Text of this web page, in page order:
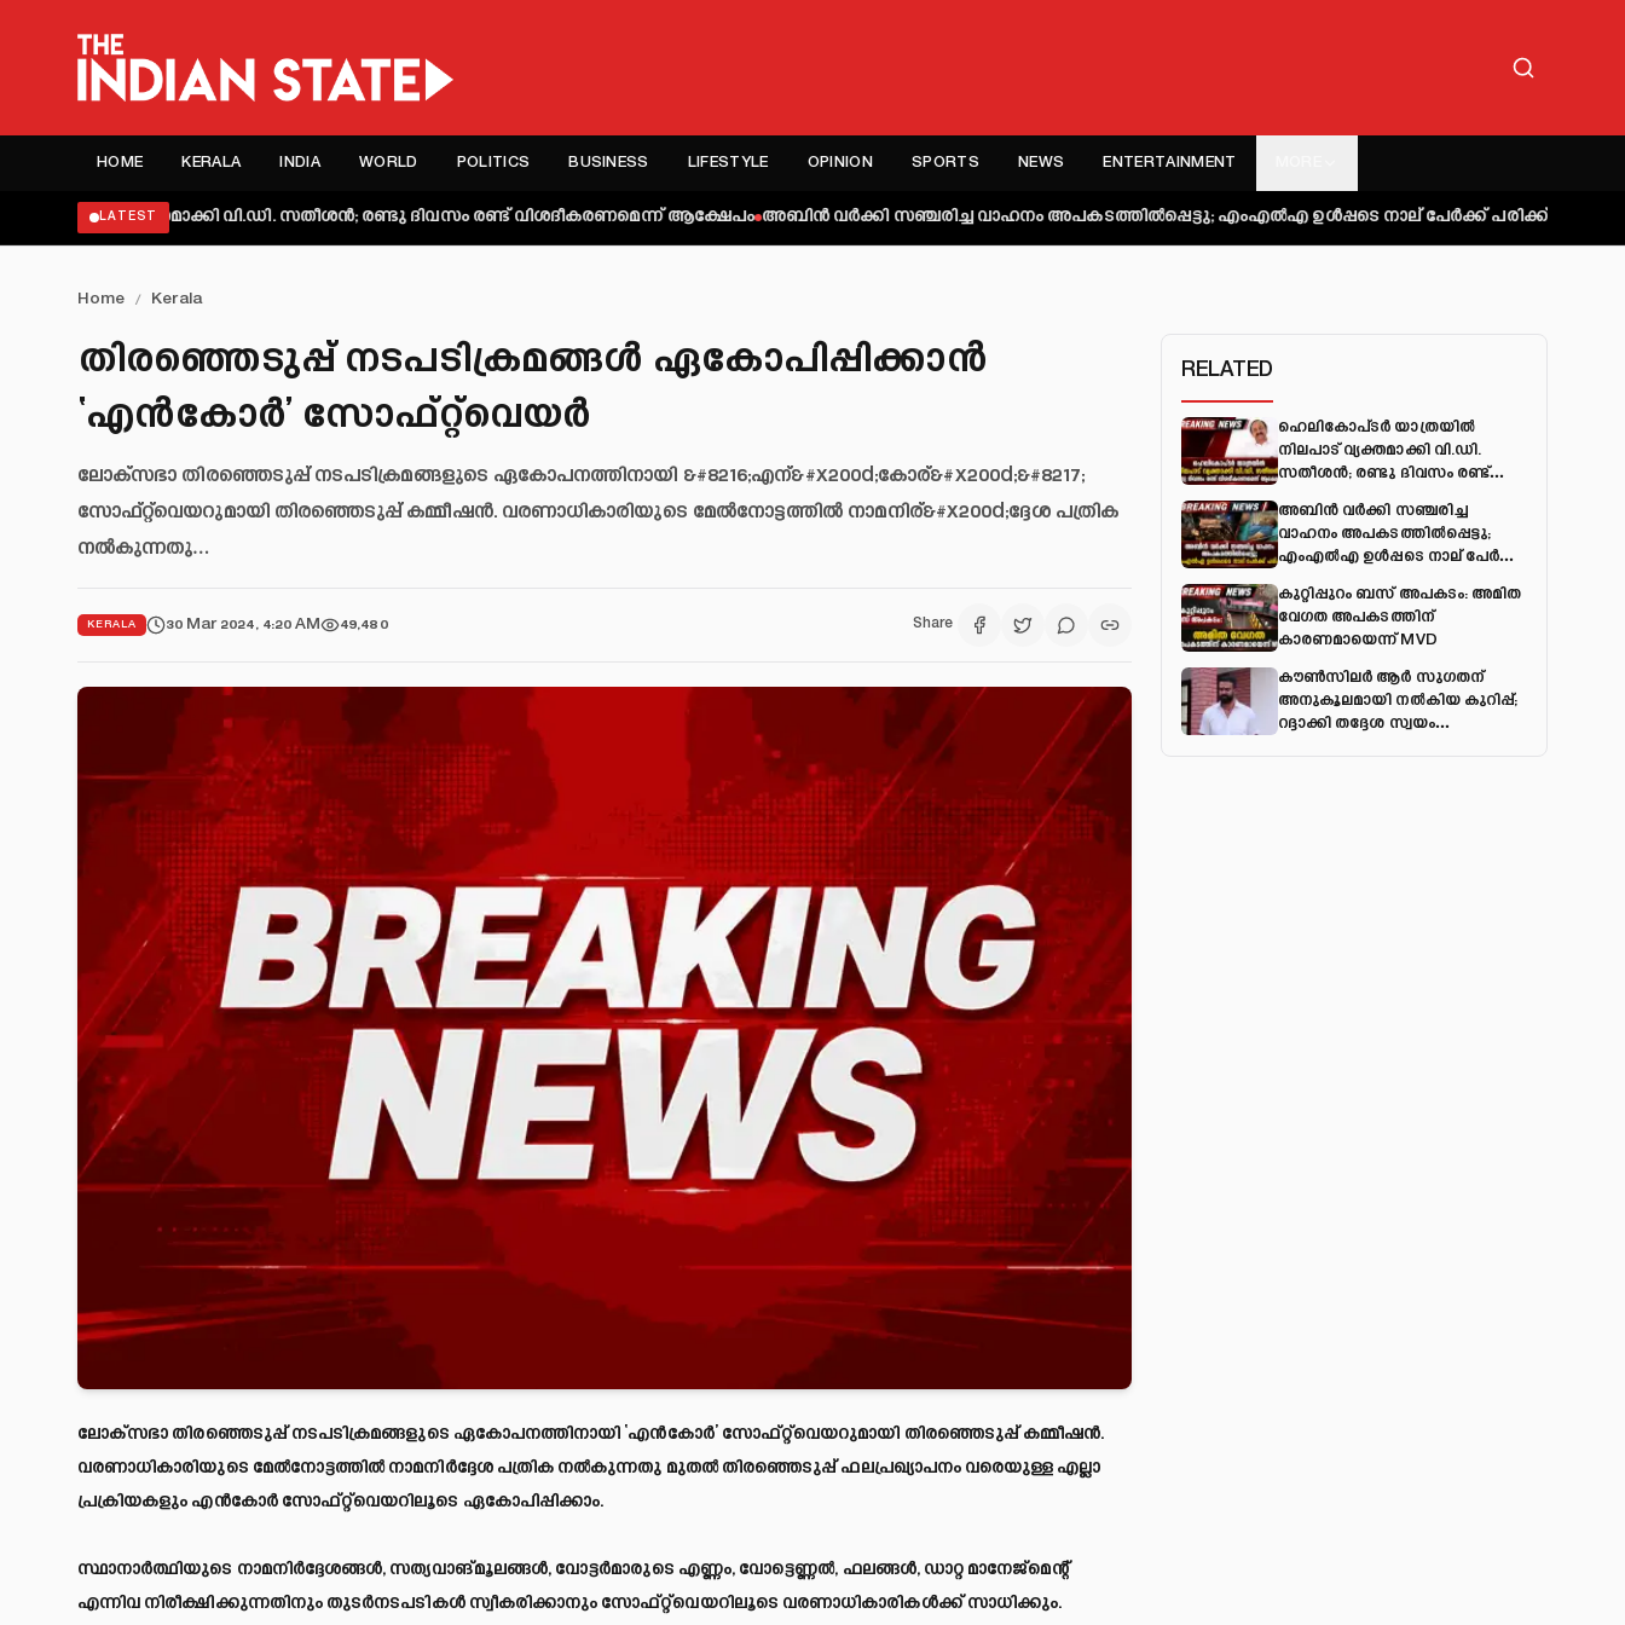
HOME KERALA INDIA WORLD POLITICS BUSINESS LIFESTYLE OPINION SPORTS NEWS ENTERTAINMENT
LATEST
വ്യക്തമാക്കി വി.ഡി. സതീശൻ; രണ്ടു ദിവസം രണ്ട് വിശദീകരണമെന്ന് ആക്ഷേപം അബിന്‍ വര്‍ക്കി സഞ്ചരിച്ച വാഹനം അപകടത്തില്‍പ്പെട്ടു; എംഎല്‍എ ഉള്‍പ്പടെ നാല് പേര്‍ക്ക് പരിക്ക് കുറ്റിപ്പുറം ബസ്
Home / Kerala
തിരഞ്ഞെടുപ്പ് നടപടിക്രമങ്ങൾ ഏകോപിപ്പിക്കാൻ
‘എന്‍കോര്‍’ സോഫ്റ്റ്‌വെയർ
ലോക്സഭാ തിരഞ്ഞെടുപ്പ് നടപടിക്രമങ്ങളുടെ ഏകോപനത്തിനായി &#8216;എന്&#x200d;കോര്&#x200d;&#8217;
സോഫ്റ്റ്‌വെയറുമായി തിരഞ്ഞെടുപ്പ് കമ്മീഷൻ. വരണാധികാരിയുടെ മേൽനോട്ടത്തിൽ നാമനിര്&#x200d;ദ്ദേശ പത്രിക
നൽകുന്നതു…
KERALA 30 Mar 2024, 4:20 AM 49,480 Share
ലോക്സഭാ തിരഞ്ഞെടുപ്പ് നടപടിക്രമങ്ങളുടെ ഏകോപനത്തിനായി ‘എന്‍കോര്‍’ സോഫ്റ്റ്‌വെയറുമായി തിരഞ്ഞെടുപ്പ് കമ്മീഷൻ.
വരണാധികാരിയുടെ മേൽനോട്ടത്തിൽ നാമനിര്‍ദ്ദേശ പത്രിക നൽകുന്നതു മുതൽ തിരഞ്ഞെടുപ്പ് ഫലപ്രഖ്യാപനം വരെയുള്ള എല്ലാ
പ്രക്രിയകളും എന്‍കോർ സോഫ്റ്റ്‌വെയറിലൂടെ ഏകോപിപ്പിക്കാം.
സ്ഥാനാര്‍ത്ഥിയുടെ നാമനിര്‍ദ്ദേശങ്ങള്‍, സത്യവാങ്മൂലങ്ങള്‍, വോട്ടര്‍മാരുടെ എണ്ണം, വോട്ടെണ്ണല്‍, ഫലങ്ങള്‍, ഡാറ്റ മാനേജ്‌മെന്റ്
എന്നിവ നിരീക്ഷിക്കുന്നതിനും തുടര്‍നടപടികള്‍ സ്വീകരിക്കാനും സോഫ്റ്റ്‌വെയറിലൂടെ വരണാധികാരികൾക്ക് സാധിക്കും.
RELATED
ഹെലികോപ്ടർ യാത്രയിൽ
നിലപാട് വ്യക്തമാക്കി വി.ഡി.
സതീശൻ; രണ്ടു ദിവസം രണ്ട്
അബിന്‍ വര്‍ക്കി സഞ്ചരിച്ച
വാഹനം അപകടത്തില്‍പ്പെട്ടു;
എംഎല്‍എ ഉള്‍പ്പടെ നാല് പേര്‍ക്ക്
കുറ്റിപ്പുറം ബസ് അപകടം: അമിത
വേഗത അപകടത്തിന്
കാരണമായെന്ന് MVD
കൗൺസിലർ ആർ സുഗതന്
അനുകൂലമായി നല്‍കിയ കുറിപ്പ്;
റദ്ദാക്കി തദ്ദേശ സ്വയം